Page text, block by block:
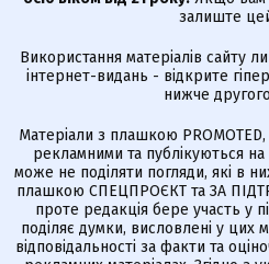
залиште
Використання матеріалів сайту
інтернет-видань - відкрите
нижче
Матеріали з плашкою
рекламними та публікуються
може не поділяти погляди, які в
плашкою СПЕЦПРОЄКТ та ЗА
проте редакція бере участь у
поділяє думки, висловлені у цих
відповідальності за факти та